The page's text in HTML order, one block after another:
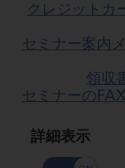
クレジットカ
セミナー案内
領収
セミナーの
詳細表示